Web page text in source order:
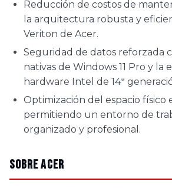
Reducción de costos de
la arquitectura robusta y
Veriton de Acer.
Seguridad de datos reforzada
nativas de Windows 11 Pro y la
hardware Intel de 14ª
Optimización del espacio físico
permitiendo un entorno de
organizado y profesional.
Sobre ACER